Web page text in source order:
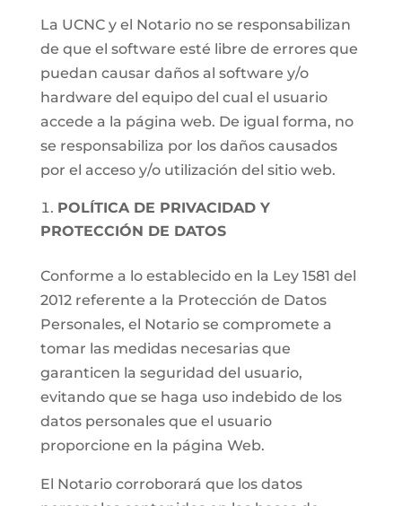
La UCNC y el Notario no se responsabilizan
de que el software esté libre de errores que
puedan causar daños al software y/o
hardware del equipo del cual el usuario
accede a la página web. De igual forma, no
se responsabiliza por los daños causados
por el acceso y/o utilización del sitio web.
POLÍTICA DE PRIVACIDAD Y
PROTECCIÓN DE DATOS
Conforme a lo establecido en la Ley 1581 del
2012 referente a la Protección de Datos
Personales, el Notario se compromete a
tomar las medidas necesarias que
garanticen la seguridad del usuario,
evitando que se haga uso indebido de los
datos personales que el usuario
proporcione en la página Web.
El Notario corroborará que los datos